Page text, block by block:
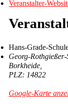
Veranstalter-
Hans-Grade-
Georg-Rothgießer-
Borkheide
14822
Google-Karte